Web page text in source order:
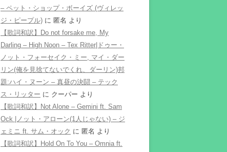
– ペット・ショップ・ボーイズ (ヴィレッ
ジ・ピープル) に 匿名 より
【歌詞和訳】Do not forsake me, My
Darling – High Noon – Tex Ritter|ドゥー・
ノット・フォーセイク・ミー, マイ・ダー
リン(俺を見捨てないでくれ、ダーリン)邦
題:ハイ・ヌーン – 真昼の決闘 – テック
ス・リッター に クーパー より
【歌詞和訳】Not Alone – Gemini ft. Sam
Ock |ノット・アローン(1人じゃない) – ジ
ェミニ ft. サム・オック に 匿名 より
【歌詞和訳】Hold On To You – Omnia ft.